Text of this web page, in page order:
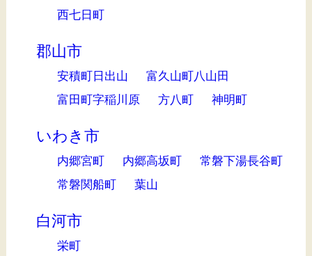
西七日町
郡山市
安積町日出山
富久山町八山田
富田町字稲川原
方八町 神明町
いわき市
内郷宮町 内郷高坂町
常磐下湯長谷町
常磐関船町
葉山
白河市
栄町